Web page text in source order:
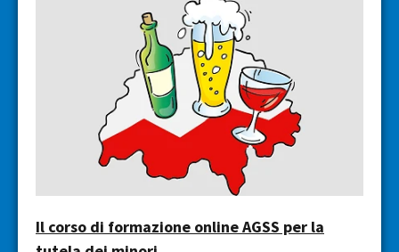
Il corso di formazione online AGSS per la